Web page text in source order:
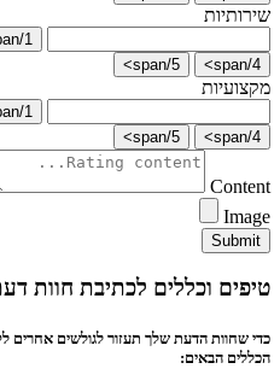
שירותיות
1/span>
4/span>
5/span>
מקצועיות
1/span>
4/span>
5/span>
Content
Image
Submit
טיפים וכללים לכתיבת חוות
כדי שחוות הדעת שלך תעזור לגולשים אחרים
הכללים הבאים: